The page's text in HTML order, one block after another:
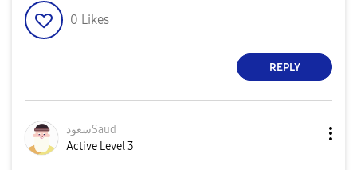
0 Likes
REPLY
سعودSaud
Active Level 3